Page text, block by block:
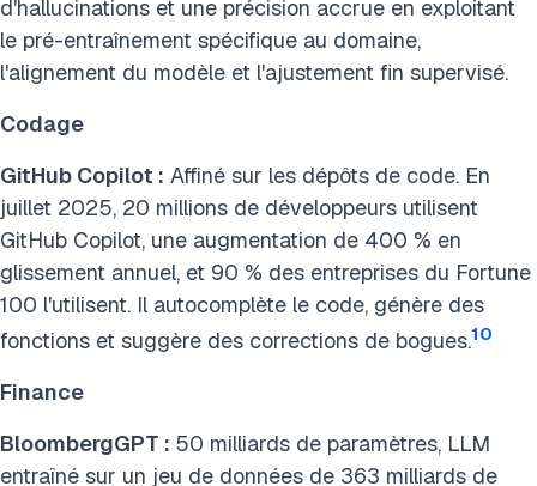
d'hallucinations et une précision accrue en exploitant
le pré-entraînement spécifique au domaine,
l'alignement du modèle et l'ajustement fin supervisé.
Codage
GitHub Copilot : Affiné sur les dépôts de code. En
juillet 2025, 20 millions de développeurs utilisent
GitHub Copilot, une augmentation de 400 % en
glissement annuel, et 90 % des entreprises du Fortune
100 l'utilisent. Il autocomplète le code, génère des
fonctions et suggère des corrections de bogues.10
Finance
BloombergGPT : 50 milliards de paramètres, LLM
entraîné sur un jeu de données de 363 milliards de